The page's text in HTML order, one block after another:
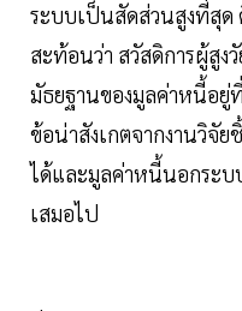
ระบบเป็นสัดส่วนสูงที่สุด
สะท้อนว่า สวัสดิการผู้สูง
มัธยฐานของมูลค่าหนี้อ
ข้อน่าสังเกตจากงานวิจั
ได้และมูลค่าหนี้นอกระบ
เสมอไป